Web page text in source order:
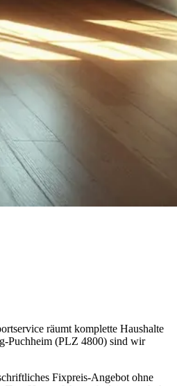
räumt komplette Haushalte
Puchheim (PLZ 4800) sind wir
Fixpreis-Angebot ohne